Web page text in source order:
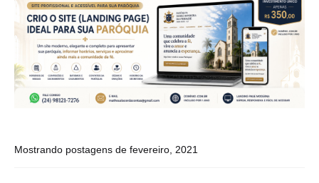
Mostrando postagens de fevereiro, 2021